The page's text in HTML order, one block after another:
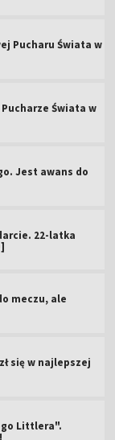
Pucharu Świata w
Świata w
Jest awans do
22-latka
meczu, ale
się w najlepszej
Littlera".